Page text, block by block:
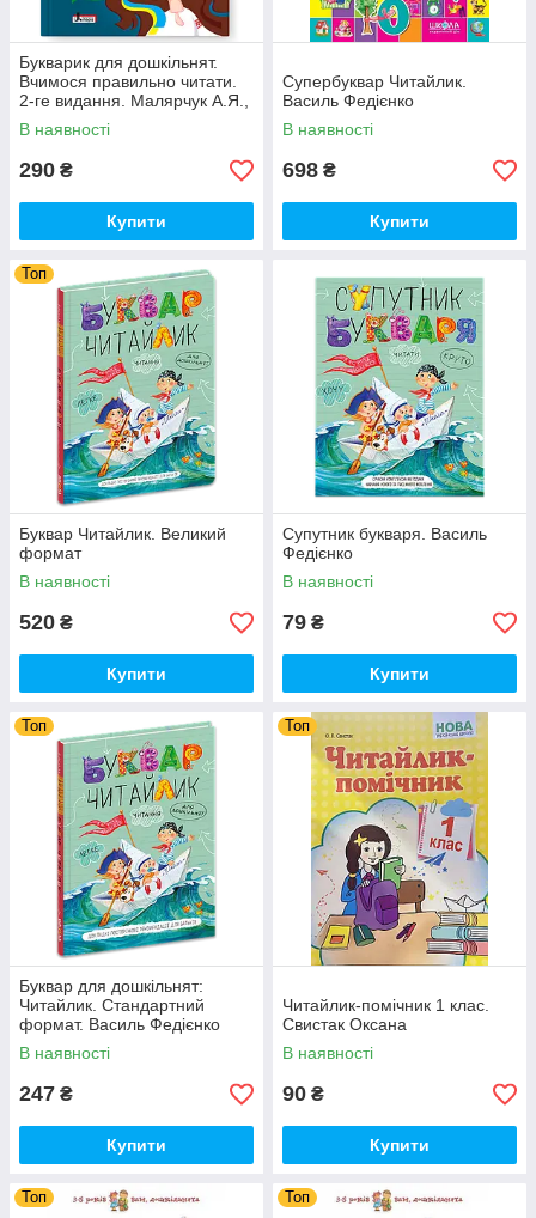
Букварик для дошкільнят.
Вчимося правильно читати.
2-ге видання. Малярчук А.Я.,
Вавіна Л.С.
В наявності
290 ₴
Купити
Супербуквар Читайлик.
Василь Федієнко
В наявності
698 ₴
Купити
Топ
Буквар Читайлик. Великий
формат
В наявності
520 ₴
Купити
Супутник букваря. Василь
Федієнко
В наявності
79 ₴
Купити
Топ
Буквар для дошкільнят:
Читайлик. Стандартний
формат. Василь Федієнко
В наявності
247 ₴
Купити
Топ
Читайлик-помічник 1 клас.
Свистак Оксана
В наявності
90 ₴
Купити
Топ Топ